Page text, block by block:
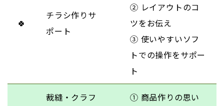
🍀
チラシ作りサ
ポート
② レイアウトのコ
ツをお伝え
③ 使いやすいソフ
トでの操作をサポー
ト
裁縫・クラフ
① 商品作りの思い